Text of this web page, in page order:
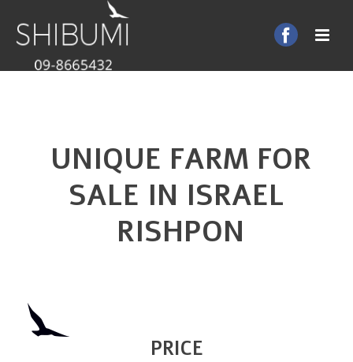
UNIQUE FARM FOR
SALE IN ISRAEL
RISHPON
PRICE